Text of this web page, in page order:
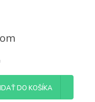
DO KOŠÍKA